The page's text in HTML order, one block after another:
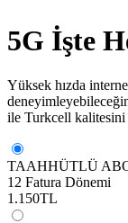
5G İşte
​Yüksek hızda
ile Turkcell kalitesini
TAAHHÜTLÜ
12 Fatura Dönemi
1.150TL